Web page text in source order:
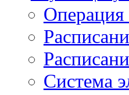
Система